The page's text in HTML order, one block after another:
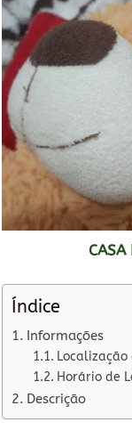
CASA
Índice
Informações
Horário de
Descrição